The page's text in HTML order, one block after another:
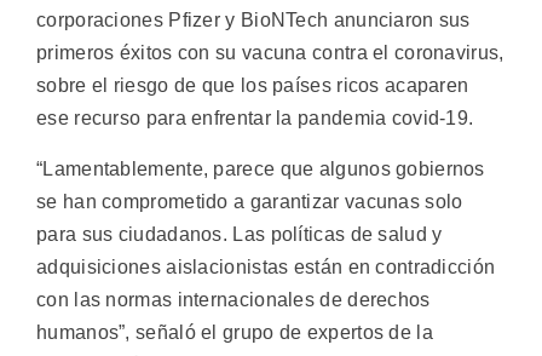
corporaciones Pfizer y BioNTech anunciaron sus
primeros éxitos con su vacuna contra el coronavirus,
sobre el riesgo de que los países ricos acaparen
ese recurso para enfrentar la pandemia covid-19.
“Lamentablemente, parece que algunos gobiernos
se han comprometido a garantizar vacunas solo
para sus ciudadanos. Las políticas de salud y
adquisiciones aislacionistas están en contradicción
con las normas internacionales de derechos
humanos”, señaló el grupo de expertos de la